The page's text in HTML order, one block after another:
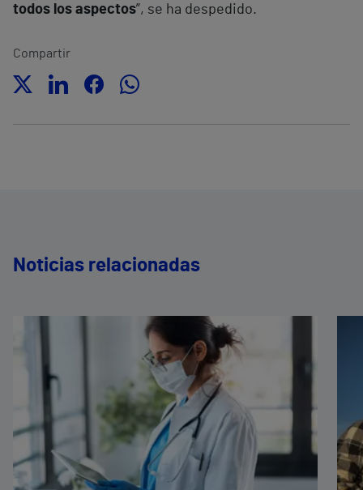
todos los aspectos”, se ha despedido.
Compartir
Noticias relacionadas